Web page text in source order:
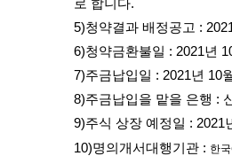
로 합니다.
5)청약결과 배정공고 :
6)청약금환불일 : 2021년
7)주금납입일 : 2021년 10
8)주금납입을 맡을 은행 :
9)주식 상장 예정일 : 2021
10)명의개서대행기관 : 한